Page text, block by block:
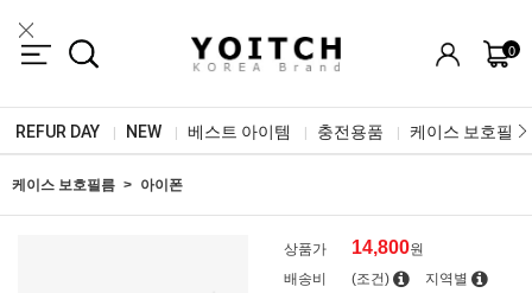
0
REFUR DAY NEW 베스트 아이템 충전용품 케이스 보호필름
케이스 보호필름 아이폰
상품가 14,800원
배송비
(조건) 지역별